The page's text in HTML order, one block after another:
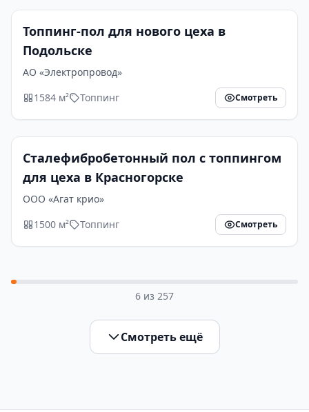
Топпинг-пол для нового цеха в
Подольске
АО «Электропровод»
1584 м²
Топпинг Смотреть
Сталефибробетонный пол с топпингом
для цеха в Красногорске
ООО «Агат крио»
1500 м²
Топпинг Смотреть
6 из 257
Смотреть ещё